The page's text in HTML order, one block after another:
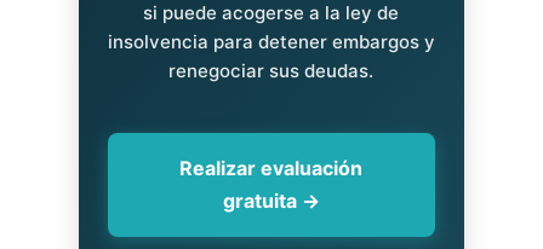
si puede acogerse a la ley de
insolvencia para detener embargos y
renegociar sus deudas.
Realizar evaluación
gratuita →